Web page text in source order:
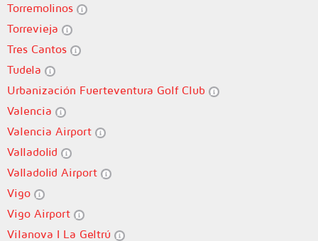
Torremolinos
Torrevieja
Tres Cantos
Tudela
Urbanización Fuerteventura Golf Club
Valencia
Valencia Airport
Valladolid
Valladolid Airport
Vigo
Vigo Airport
Vilanova I La Geltrú